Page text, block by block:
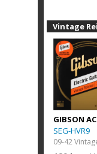
Vintage
GIBSON
SEG-HVR9